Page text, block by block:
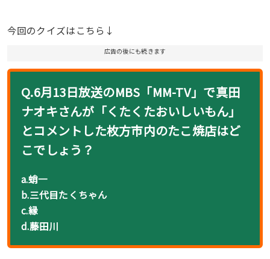
今回のクイズはこちら↓
広告の後にも続きます
Q.6月13日放送のMBS「MM-TV」で真田
ナオキさんが「くたくたおいしいもん」
とコメントした枚方市内のたこ焼店はど
こでしょう？
a.蛸一
b.三代目たくちゃん
c.縁
d.藤田川